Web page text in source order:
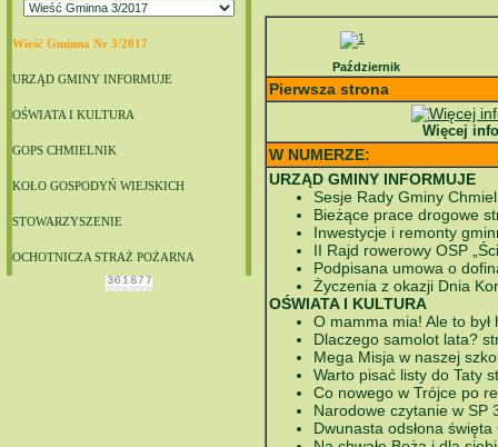
Wieść Gminna Nr 3/2017
URZĄD GMINY INFORMUJE
OŚWIATA I KULTURA
GOPS CHMIELNIK
KOŁO GOSPODYŃ WIEJSKICH
STOWARZYSZENIE
OCHOTNICZA STRAŻ POŻARNA
Październik
Pierwsza strona
Więcej
W NUMERZE:
URZĄD GMINY INFORMUJE
Sesje Rady Gminy
Bieżące prace drogowe
Inwestycje i remonty
II Rajd rowerowy OSP
Podpisana umowa o
Życzenia z okazji Dnia
OŚWIATA I KULTURA
O mamma mia! Ale to był
Dlaczego samolot lata?
Mega Misja w naszej
Warto pisać listy do Taty
Co nowego w Trójce po
Narodowe czytanie w SP
Dwunasta odsłona